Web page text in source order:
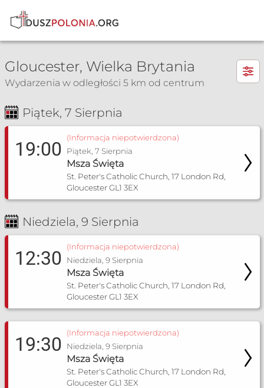
×
Msza Św. i nabożeństwa
Gloucester, Wielka Brytania
Wydarzenia w odległości 5 km od centrum
Piątek, 7 Sierpnia
19:00
(Informacja niepotwierdzona)
Piątek, 7 Sierpnia
Msza Święta
St. Peter's Catholic Church, 17 London Rd,
Gloucester GL1 3EX
Niedziela, 9 Sierpnia
12:30
(Informacja niepotwierdzona)
Niedziela, 9 Sierpnia
Msza Święta
St. Peter's Catholic Church, 17 London Rd,
Gloucester GL1 3EX
19:30
(Informacja niepotwierdzona)
Niedziela, 9 Sierpnia
Msza Święta
St. Peter's Catholic Church, 17 London Rd,
Gloucester GL1 3EX